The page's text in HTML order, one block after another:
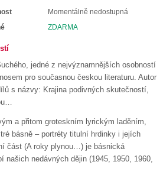
Momentálně nedostupná
ZDARMA
jedné z nejvýznamnějších osobností
pro současnou českou literaturu. Autor
s názvy: Krajina podivných skutečností,
a přitom groteskním lyrickým laděním,
básně – portréty titulní hrdinky i jejích
část (A roky plynou…) je básnická
našich nedávných dějin (1945, 1950, 1960,